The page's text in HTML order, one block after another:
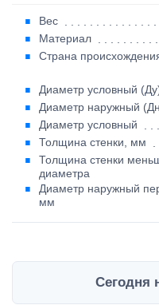
Вес
Материал
Страна
Диаметр условный
Диаметр наружный
Диаметр условный
Толщина стенки, мм
Толщина стенки
диаметра
Диаметр наружный
мм
Сегодня